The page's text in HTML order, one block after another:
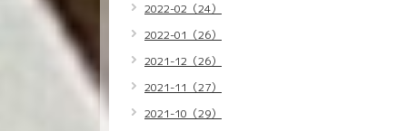
2022-02（24）
2022-01（26）
2021-12（26）
2021-11（27）
2021-10（29）